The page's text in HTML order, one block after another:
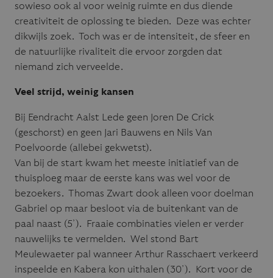
sowieso ook al voor weinig ruimte en dus diende
creativiteit de oplossing te bieden. Deze was echter
dikwijls zoek. Toch was er de intensiteit, de sfeer en
de natuurlijke rivaliteit die ervoor zorgden dat
niemand zich verveelde.
Veel strijd, weinig kansen
Bij Eendracht Aalst Lede geen Joren De Crick
(geschorst) en geen Jari Bauwens en Nils Van
Poelvoorde (allebei gekwetst).
Van bij de start kwam het meeste initiatief van de
thuisploeg maar de eerste kans was wel voor de
bezoekers. Thomas Zwart dook alleen voor doelman
Gabriel op maar besloot via de buitenkant van de
paal naast (5’). Fraaie combinaties vielen er verder
nauwelijks te vermelden. Wel stond Bart
Meulewaeter pal wanneer Arthur Rasschaert verkeerd
inspeelde en Kabera kon uithalen (30’). Kort voor de